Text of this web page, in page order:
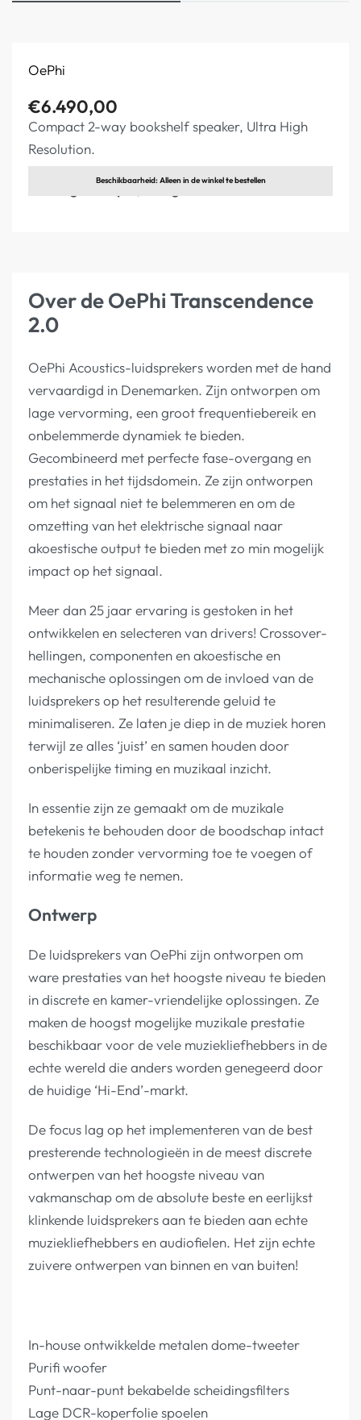
OePhi
€6.490,00
Compact 2-way bookshelf speaker, Ultra High
Resolution.
Beschikbaarheid: Alleen in de winkel te bestellen
Over de OePhi Transcendence
2.0
OePhi Acoustics-luidsprekers worden met de hand
vervaardigd in Denemarken. Zijn ontworpen om
lage vervorming, een groot frequentiebereik en
onbelemmerde dynamiek te bieden.
Gecombineerd met perfecte fase-overgang en
prestaties in het tijdsdomein. Ze zijn ontworpen
om het signaal niet te belemmeren en om de
omzetting van het elektrische signaal naar
akoestische output te bieden met zo min mogelijk
impact op het signaal.
Meer dan 25 jaar ervaring is gestoken in het
ontwikkelen en selecteren van drivers! Crossover-
hellingen, componenten en akoestische en
mechanische oplossingen om de invloed van de
luidsprekers op het resulterende geluid te
minimaliseren. Ze laten je diep in de muziek horen
terwijl ze alles ‘juist’ en samen houden door
onberispelijke timing en muzikaal inzicht.
In essentie zijn ze gemaakt om de muzikale
betekenis te behouden door de boodschap intact
te houden zonder vervorming toe te voegen of
informatie weg te nemen.
Ontwerp
De luidsprekers van OePhi zijn ontworpen om
ware prestaties van het hoogste niveau te bieden
in discrete en kamer-vriendelijke oplossingen. Ze
maken de hoogst mogelijke muzikale prestatie
beschikbaar voor de vele muziekliefhebbers in de
echte wereld die anders worden genegeerd door
de huidige ‘Hi-End’-markt.
De focus lag op het implementeren van de best
presterende technologieën in de meest discrete
ontwerpen van het hoogste niveau van
vakmanschap om de absolute beste en eerlijkst
klinkende luidsprekers aan te bieden aan echte
muziekliefhebbers en audiofielen. Het zijn echte
zuivere ontwerpen van binnen en van buiten!
In-house ontwikkelde metalen dome-tweeter
Purifi woofer
Punt-naar-punt bekabelde scheidingsfilters
Lage DCR-koperfolie spoelen